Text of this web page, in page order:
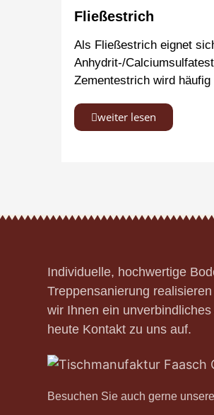
Fließestrich
Als Fließestrich eignet
Anhydrit-/
Zementestrich wird
weiter lesen
Individuelle, hochwertige
Treppensanierung
wir Ihnen ein
heute Kontakt zu uns auf.
Besuchen Sie auch gerne